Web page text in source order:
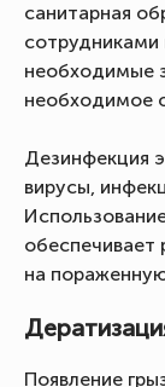
санитарная
необходимые
необходимое
Дезинфекция
вирусы,
обеспечивает
на
Появление